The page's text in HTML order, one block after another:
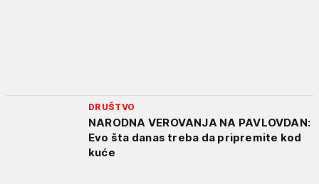
DRUŠTVO
NARODNA VEROVANJA NA PAVLOVDAN:
Evo šta danas treba da pripremite kod
kuće